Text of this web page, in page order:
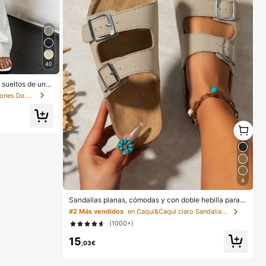
40
de unic
en Pierna recta Pantalones De Mujer
4
Sandalias planas, cómodas y con doble hebilla para u
so casual y playa
#2 Más vendidos
en Caqui&Caqui claro Sandalias de mujer
(1000+)
15 ,03€
1
1